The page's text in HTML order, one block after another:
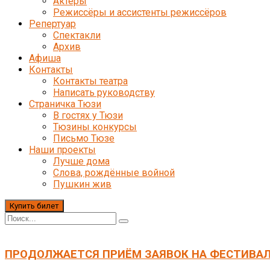
Режиссёры и ассистенты режиссёров
Репертуар
Спектакли
Архив
Афиша
Контакты
Контакты театра
Написать руководству
Страничка Тюзи
В гостях у Тюзи
Тюзины конкурсы
Письмо Тюзе
Наши проекты
Лучше дома
Слова, рождённые войной
Пушкин жив
Купить билет
ПРОДОЛЖАЕТСЯ ПРИЁМ ЗАЯВОК НА